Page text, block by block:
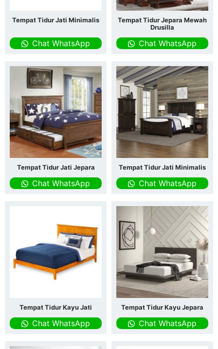
Tempat Tidur Jati Minimalis
Chat WhatsApp
Tempat Tidur Jepara Mewah
Drusilla
Chat WhatsApp
Tempat Tidur Jati Jepara
Chat WhatsApp
Tempat Tidur Jati Minimalis
Chat WhatsApp
Tempat Tidur Kayu Jati
Chat WhatsApp
Tempat Tidur Kayu Jepara
Chat WhatsApp